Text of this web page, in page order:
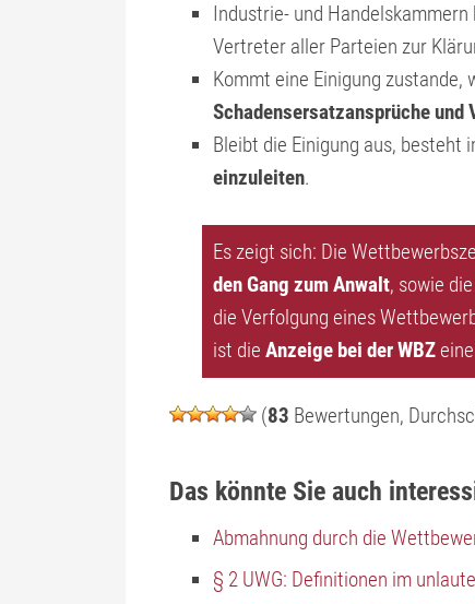
Industrie- und
Vertreter aller Parteien zur
Kommt eine Einigung
Schadensersatzansprüche
Bleibt die Einigung aus, besteht
einzuleiten.
Es zeigt sich: Die
den Gang zum Anwalt, sowie
die Verfolgung eines
ist die Anzeige bei der WBZ
(83 Bewertungen,
Das könnte Sie auch
Abmahnung durch die
§ 2 UWG: Definitionen im